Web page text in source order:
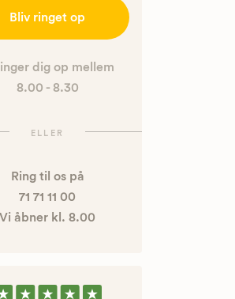
Bliv ringet op
dig op mellem
8.00 - 8.30
ELLER
Ring til os på
71 71 11 00
Vi åbner kl. 8.00